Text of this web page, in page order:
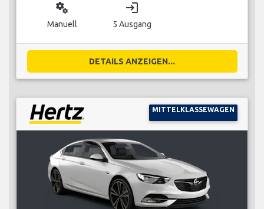
miscellaneous_services
Manuell
login
5 Ausgang
DETAILS ANZEIGEN...
MITTELKLASSEWAGEN